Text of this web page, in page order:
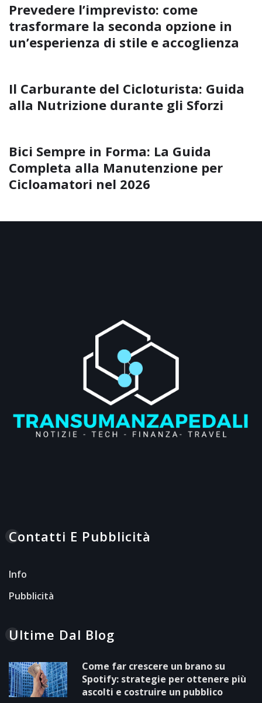
Prevedere l’imprevisto: come
trasformare la seconda opzione in
un’esperienza di stile e accoglienza
Il Carburante del Cicloturista: Guida
alla Nutrizione durante gli Sforzi
Bici Sempre in Forma: La Guida
Completa alla Manutenzione per
Cicloamatori nel 2026
Contatti E Pubblicità
Info
Pubblicità
Ultime Dal Blog
Come far crescere un brano su
Spotify: strategie per ottenere più
ascolti e costruire un pubblico